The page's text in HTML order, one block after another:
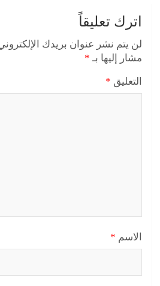
اترك تعليقاً
لن يتم نشر عنوان بريدك
مشار إليها بـ *
التعليق *
الاسم *